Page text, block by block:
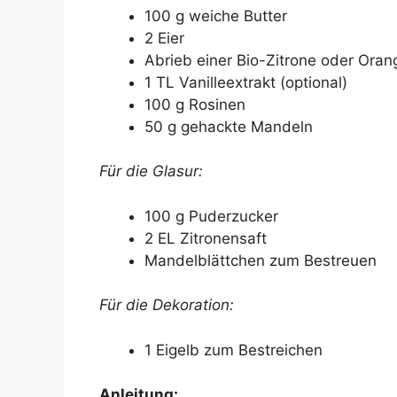
100 g weiche Butter
2 Eier
Abrieb einer Bio-Zitrone oder
1 TL Vanilleextrakt (optional)
100 g Rosinen
50 g gehackte Mandeln
Für die Glasur:
100 g Puderzucker
2 EL Zitronensaft
Mandelblättchen zum Bestreuen
Für die Dekoration:
1 Eigelb zum Bestreichen